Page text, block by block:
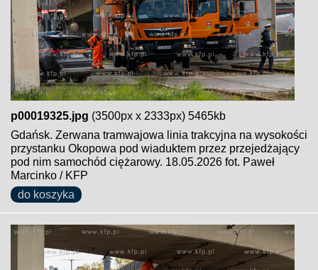
p00019325.jpg (3500px x 2333px) 5465kb
Gdańsk. Zerwana tramwajowa linia trakcyjna na wysokości
przystanku Okopowa pod wiaduktem przez przejedżający
pod nim samochód ciężarowy. 18.05.2026 fot. Paweł
Marcinko / KFP
do koszyka